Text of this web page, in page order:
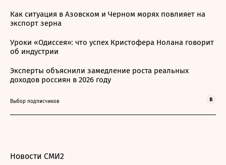
Как ситуация в Азовском и Черном морях повлияет на
экспорт зерна
Уроки «Одиссея»: что успех Кристофера Нолана говорит
об индустрии
Эксперты объяснили замедление роста реальных
доходов россиян в 2026 году
Выбор подписчиков
Новости СМИ2